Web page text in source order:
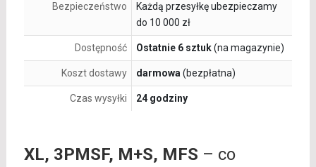
Bezpieczeństwo
Każdą przesyłkę ubezpieczamy
do 10 000 zł
Dostępność Ostatnie 6 sztuk(na magazynie)
Koszt dostawy darmowa (bezpłatna)
Czas wysyłki 24 godziny
XL, 3PMSF, M+S, MFS – co